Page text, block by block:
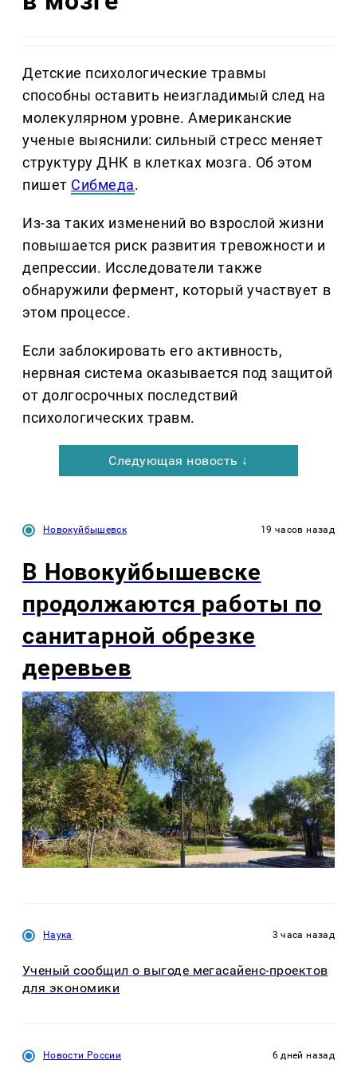
Детские психологические травмы
способны оставить неизгладимый след на
молекулярном уровне. Американские
ученые выяснили: сильный стресс меняет
структуру ДНК в клетках мозга. Об этом
пишет Сибмеда.
Из-за таких изменений во взрослой жизни
повышается риск развития тревожности и
депрессии. Исследователи также
обнаружили фермент, который участвует в
этом процессе.
Если заблокировать его активность,
нервная система оказывается под защитой
от долгосрочных последствий
психологических травм.
Следующая новость ↓
Новокуйбышевск 19 часов назад
В Новокуйбышевске
продолжаются работы по
санитарной обрезке
деревьев
Наука 3 часа назад
Ученый сообщил о выгоде мегасайенс-проектов
для экономики
Новости России 6 дней назад